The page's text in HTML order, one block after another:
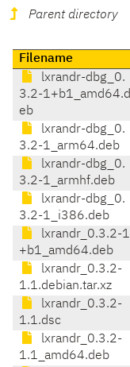
Parent directory
Filename
lxrandr-dbg_0.
3.2-1+b1_amd64.d
eb
lxrandr-dbg_0.
3.2-1_arm64.deb
lxrandr-dbg_0.
3.2-1_armhf.deb
lxrandr-dbg_0.
3.2-1_i386.deb
lxrandr_0.3.2-1
+b1_amd64.deb
lxrandr_0.3.2-
1.1.debian.tar.xz
lxrandr_0.3.2-
1.1.dsc
lxrandr_0.3.2-
1.1_amd64.deb